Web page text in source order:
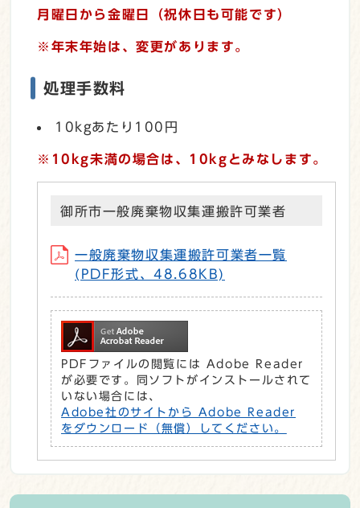
月曜日から金曜日（祝休日も可能です）
※年末年始は、変更があります。
処理手数料
10kgあたり100円
※10kg未満の場合は、10kgとみなします。
御所市一般廃棄物収集運搬許可業者
一般廃棄物収集運搬許可業者一覧
(PDF形式、48.68KB)
PDFファイルの閲覧には Adobe Reader
が必要です。同ソフトがインストールされて
いない場合には、
Adobe社のサイトから Adobe Reader
をダウンロード（無償）してください。